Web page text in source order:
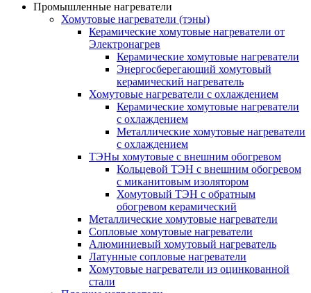
Промышленные нагреватели
Хомутовые нагреватели (тэны)
Керамические хомутовые нагреватели от
Электронагрев
Керамические хомутовые нагреватели
Энергосберегающий хомутовый
керамический нагреватель
Хомутовые нагреватели с охлаждением
Керамические хомутовые нагреватели
с охлаждением
Металлические хомутовые нагреватели
с охлаждением
ТЭНы хомутовые с внешним обогревом
Кольцевой ТЭН с внешним обогревом
с миканитовым изолятором
Хомутовый ТЭН с обратным
обогревом керамический
Металлические хомутовые нагреватели
Сопловые хомутовые нагреватели
Алюминиевый хомутовый нагреватель
Латунные сопловые нагреватели
Хомутовые нагреватели из оцинкованной
стали